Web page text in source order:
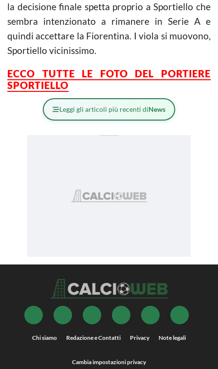
la decisione finale spetta proprio a Sportiello che
sembra intenzionato a rimanere in Serie A e
quindi accettare la Fiorentina. I viola si muovono,
Sportiello vicinissimo.
ECCO TUTTE LE FOTO DEL PORTIERE
SPORTIELLO
Leggi gli articoli più recenti diNews
Chi siamo Redazione e Contatti Privacy Note legali
Cambia impostazioni privacy